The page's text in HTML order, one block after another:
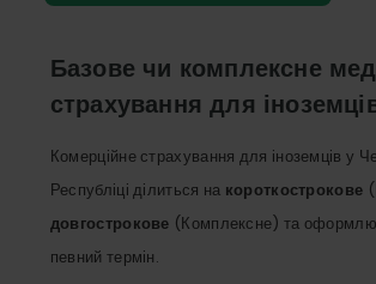
Базове чи комплексне
страхування для
Комерційне страхування для іноземців у
Республіці ділиться на короткострокове
довгострокове (Комплексне) та
певний термін.